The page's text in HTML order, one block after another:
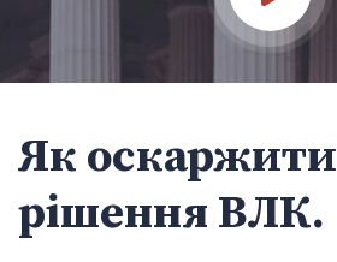
Як оскаржити
рішення ВЛК.